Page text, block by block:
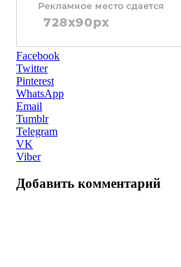
Facebook
Twitter
Pinterest
WhatsApp
Email
Tumblr
Telegram
VK
Viber
Добавить комментарий